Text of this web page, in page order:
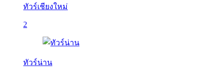
ทัวร์เชียงใหม่
2
ทัวร์น่าน